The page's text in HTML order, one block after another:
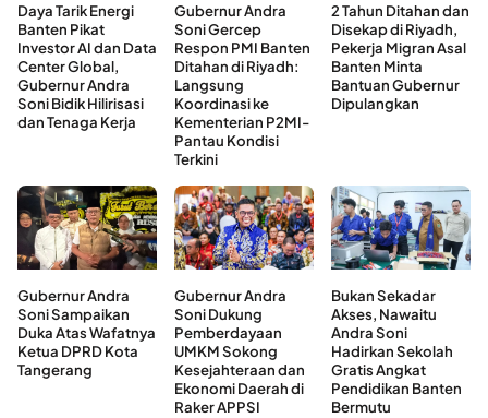
Daya Tarik Energi
Banten Pikat
Investor AI dan Data
Center Global,
Gubernur Andra
Soni Bidik Hilirisasi
dan Tenaga Kerja
Gubernur Andra
Soni Gercep
Respon PMI Banten
Ditahan di Riyadh:
Langsung
Koordinasi ke
Kementerian P2MI-
Pantau Kondisi
Terkini
2 Tahun Ditahan dan
Disekap di Riyadh,
Pekerja Migran Asal
Banten Minta
Bantuan Gubernur
Dipulangkan
Gubernur Andra
Soni Sampaikan
Duka Atas Wafatnya
Ketua DPRD Kota
Tangerang
Gubernur Andra
Soni Dukung
Pemberdayaan
UMKM Sokong
Kesejahteraan dan
Ekonomi Daerah di
Raker APPSI
Bukan Sekadar
Akses, Nawaitu
Andra Soni
Hadirkan Sekolah
Gratis Angkat
Pendidikan Banten
Bermutu